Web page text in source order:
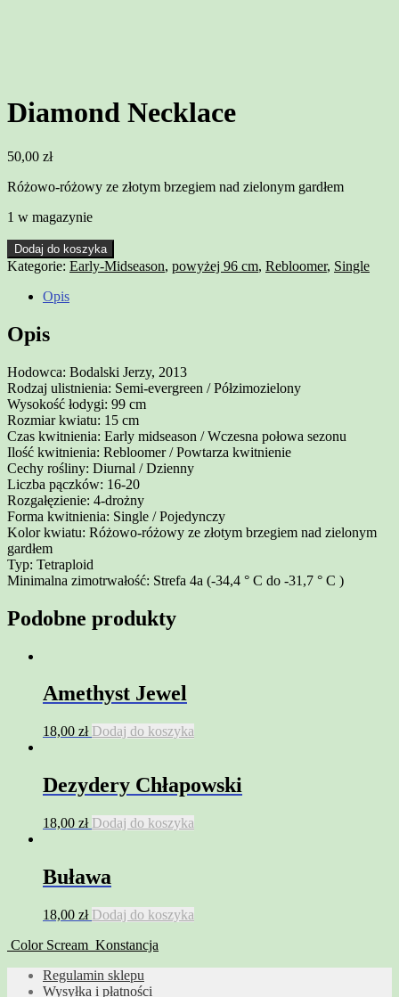
Diamond Necklace
50,00 zł
Różowo-różowy ze złotym brzegiem nad zielonym gardłem
1 w magazynie
Dodaj do koszyka
Kategorie: Early-Midseason, powyżej 96 cm, Rebloomer, Single
Opis
Opis
Hodowca: Bodalski Jerzy, 2013
Rodzaj ulistnienia: Semi-evergreen / Półzimozielony
Wysokość łodygi: 99 cm
Rozmiar kwiatu: 15 cm
Czas kwitnienia: Early midseason / Wczesna połowa sezonu
Ilość kwitnienia: Rebloomer / Powtarza kwitnienie
Cechy rośliny: Diurnal / Dzienny
Liczba pączków: 16-20
Rozgałęzienie: 4-drożny
Forma kwitnienia: Single / Pojedynczy
Kolor kwiatu: Różowo-różowy ze złotym brzegiem nad zielonym
gardłem
Typ: Tetraploid
Minimalna zimotrwałość: Strefa 4a (-34,4 ° C do -31,7 ° C )
Podobne produkty
Amethyst Jewel
18,00 zł Dodaj do koszyka
Dezydery Chłapowski
18,00 zł Dodaj do koszyka
Buława
18,00 zł Dodaj do koszyka
Color Scream Konstancja
Regulamin sklepu
Wysyłka i płatności